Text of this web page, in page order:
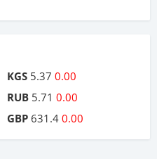
KGS 5.37 0.00
RUB 5.71 0.00
GBP 631.4 0.00